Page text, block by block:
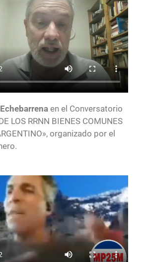
en el Conversatorio
LOS RRNN BIENES COMUNES
organizado por el